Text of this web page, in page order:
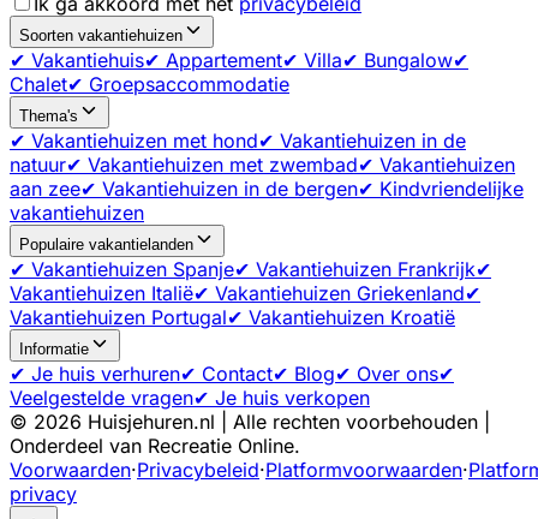
Soorten vakantiehuizen
✔ Vakantiehuis✔ Appartement✔ Villa✔ Bungalow✔
Chalet✔ Groepsaccommodatie
Thema's
✔ Vakantiehuizen met hond✔ Vakantiehuizen in de
natuur✔ Vakantiehuizen met zwembad✔ Vakantiehuizen
aan zee✔ Vakantiehuizen in de bergen✔ Kindvriendelijke
vakantiehuizen
Populaire vakantielanden
✔ Vakantiehuizen Spanje✔ Vakantiehuizen Frankrijk✔
Vakantiehuizen Italië✔ Vakantiehuizen Griekenland✔
Vakantiehuizen Portugal✔ Vakantiehuizen Kroatië
Informatie
✔ Je huis verhuren✔ Contact✔ Blog✔ Over ons✔
Veelgestelde vragen✔ Je huis verkopen
© 2026 Huisjehuren.nl | Alle rechten voorbehouden |
Onderdeel van Recreatie Online.
Voorwaarden·Privacybeleid·Platformvoorwaarden·
privacy